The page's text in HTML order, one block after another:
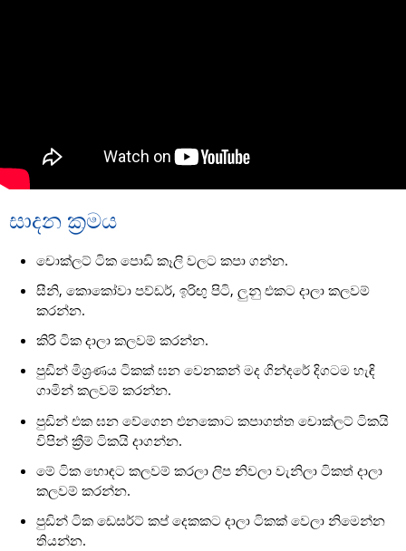
සාදන ක්‍රමය
චොක්ලට් ටික පොඩි කෑලි වලට කපා ගන්න.
සීනි, කොකෝවා පව්ඩර්, ඉරිඟු පිටි, ලුනු එකට දාලා කලවම්
කරන්න.
කිරි ටික දාලා කලවම් කරන්න.
පුඩින් මිශ්‍රණය ටිකක් ඝන වෙනකන් මද ගින්දරේ දිගටම හැඳි
ගාමින් කලවම් කරන්න.
පුඩින් එක ඝන වේගෙන එනකොට කපාගත්ත චොක්ලට් ටිකයි
විපින් ක්‍රීම් ටිකයි දාගන්න.
මේ ටික හොඳට කලවම් කරලා ලිප නිවලා වැනිලා ටිකත් දාලා
කලවම් කරන්න.
පුඩින් ටික ඩෙසර්ට් කප් දෙකකට දාලා ටිකක් වෙලා නිමෙන්න
තියන්න.